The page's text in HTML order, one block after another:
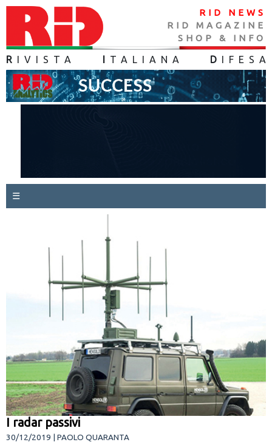
RID NEWS
RID MAGAZINE
SHOP & INFO
R IVISTA TALIANA D IFES A
☰
I radar passivi
30/12/2019 | PAOLO QUARANTA